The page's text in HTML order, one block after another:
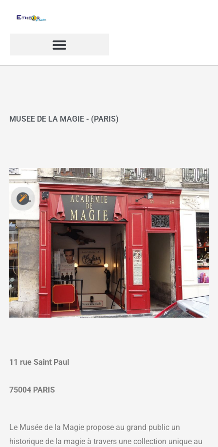
MUSEE DE LA MAGIE - (PARIS)
musée
11 rue Saint Paul
75004 PARIS
Le Musée de la Magie propose au grand public un
historique de la magie à travers une collection unique au